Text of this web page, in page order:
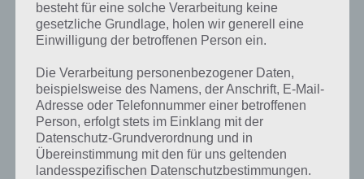
Wir hoffen alle Kriterien genannt zu haben, die die Chart Platzierung
beeinflussen. Nachfolgend wollen wir diese Punkte mal kurz
abarbeiten und erklären, damit auch ihr einen Nummer 1 Hit in Band
Nummer 1 Hit in die nationale Chartliste. Ansonsten bleibt ihr in den
lokalen Charts.
Fans, Label und Promotion für euren Hit in
Band Stars
besteht für eine solche Verarbeitung keine
gesetzliche Grundlage, holen wir generell eine
Einwilligung der betroffenen Person ein.
Die Verarbeitung personenbezogener Daten,
beispielsweise des Namens, der Anschrift, E-Mail-
Adresse oder Telefonnummer einer betroffenen
Person, erfolgt stets im Einklang mit der
Datenschutz-Grundverordnung und in
Übereinstimmung mit den für uns geltenden
landesspezifischen Datenschutzbestimmungen.